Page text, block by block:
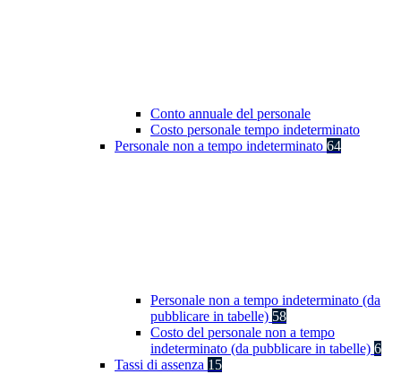
Conto annuale del personale
Costo personale tempo indeterminato
Personale non a tempo indeterminato 64
Personale non a tempo indeterminato (da
pubblicare in tabelle) 58
Costo del personale non a tempo
indeterminato (da pubblicare in tabelle) 6
Tassi di assenza 15